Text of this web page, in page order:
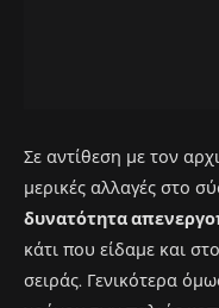
Σε αντίθεση με τον
μερικές αλλαγές στο
δυνατότητα
κάτι που είδαμε και
σειράς. Γενικότερα